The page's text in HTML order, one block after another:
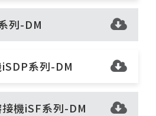
列-DM
系列-DM
機iSF系列-DM